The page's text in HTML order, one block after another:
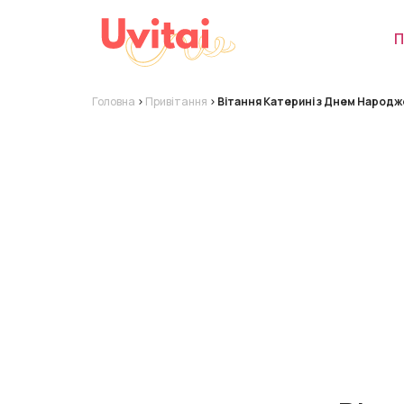
Головна > Привітання > Вітання Катерині з Днем